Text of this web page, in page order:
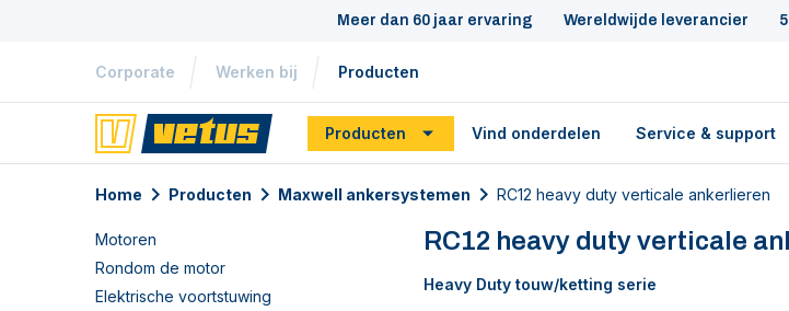
Meer dan 60 jaar ervaring Wereldwijde leverancier
Corporate Werken bij Producten
Producten Vind onderdelen Service & support
Home Producten Maxwell ankersystemen RC12 heavy duty verticale ankerlieren
Motoren
Rondom de motor
Elektrische voortstuwing
RC12 heavy duty verticale
Heavy Duty touw/ketting serie